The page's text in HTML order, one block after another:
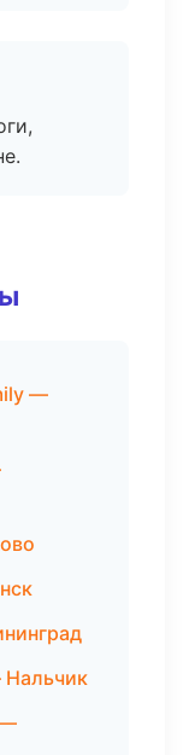
—
Нальчик
—